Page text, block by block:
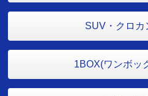
SUV・クロカ
1BOX(ワンボッ